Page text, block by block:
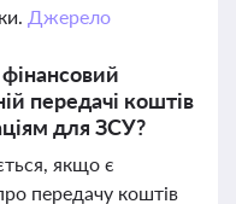
Джерело
передачі коштів
для ЗСУ?
якщо є
передачу коштів